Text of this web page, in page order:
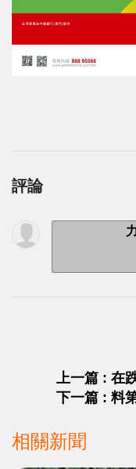
評論
上一篇 : 在
下一篇 : 料
相關新聞